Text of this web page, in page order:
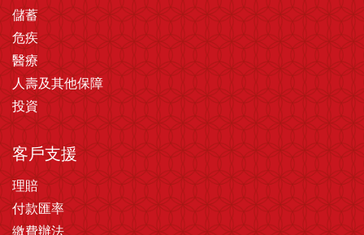
儲蓄
危疾
醫療
人壽及其他保障
投資
客戶支援
理賠
付款匯率
繳費辦法